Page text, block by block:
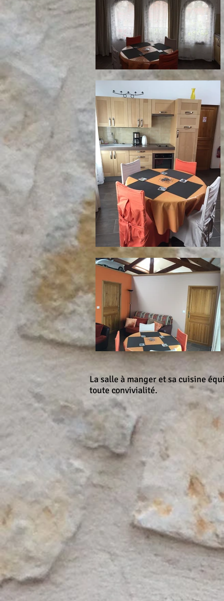
La salle à manger et sa cuisine
toute convivialité.